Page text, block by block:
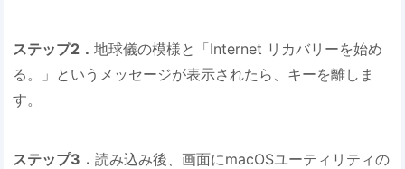
ステップ2．地球儀の模様と「Internet リカバリーを始め
る。」というメッセージが表示されたら、キーを離しま
す。
ステップ3．読み込み後、画面にmacOSユーティリティの